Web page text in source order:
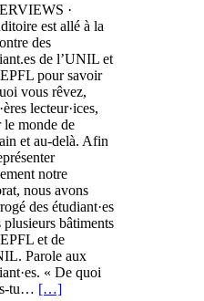
·
est allé à la
des
de l’UNIL et
pour savoir
vous rêvez,
lecteur·ices,
le monde de
et au-delà. Afin
notre
nous avons
des étudiant·es
plusieurs bâtiments
et de
Parole aux
« De quoi
tu… […]